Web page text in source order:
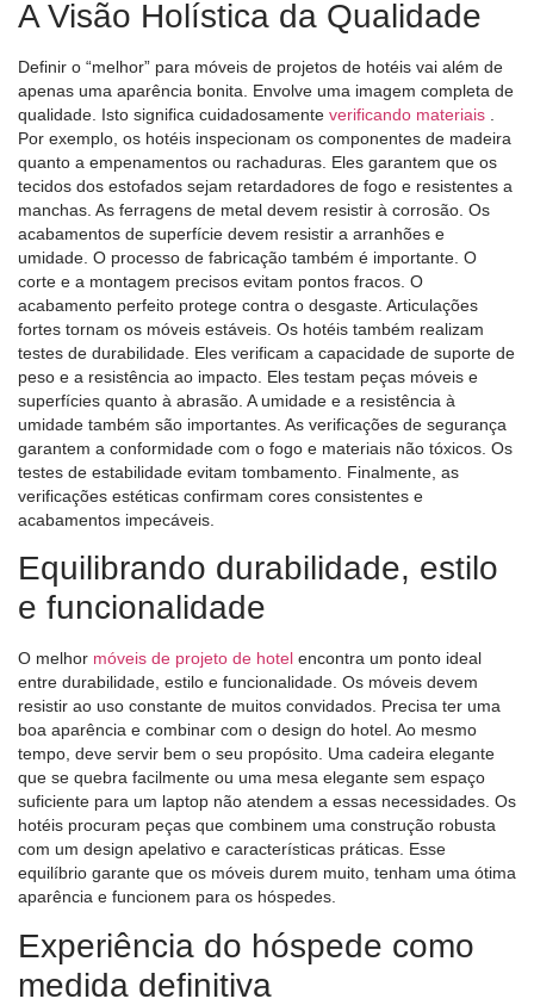
A Visão Holística da Qualidade
Definir o “melhor” para móveis de projetos de hotéis vai além de
apenas uma aparência bonita. Envolve uma imagem completa de
qualidade. Isto significa cuidadosamente verificando materiais
Por exemplo, os hotéis inspecionam os componentes de madeira
quanto a empenamentos ou rachaduras. Eles garantem que os
tecidos dos estofados sejam retardadores de fogo e resistentes a
manchas. As ferragens de metal devem resistir à corrosão. Os
acabamentos de superfície devem resistir a arranhões e
umidade. O processo de fabricação também é importante. O
corte e a montagem precisos evitam pontos fracos. O
acabamento perfeito protege contra o desgaste. Articulações
fortes tornam os móveis estáveis. Os hotéis também realizam
testes de durabilidade. Eles verificam a capacidade de suporte de
peso e a resistência ao impacto. Eles testam peças móveis e
superfícies quanto à abrasão. A umidade e a resistência à
umidade também são importantes. As verificações de segurança
garantem a conformidade com o fogo e materiais não tóxicos. Os
testes de estabilidade evitam tombamento. Finalmente, as
verificações estéticas confirmam cores consistentes e
acabamentos impecáveis.
Equilibrando durabilidade, estilo
e funcionalidade
O melhor móveis de projeto de hotel encontra um ponto ideal
entre durabilidade, estilo e funcionalidade. Os móveis devem
resistir ao uso constante de muitos convidados. Precisa ter uma
boa aparência e combinar com o design do hotel. Ao mesmo
tempo, deve servir bem o seu propósito. Uma cadeira elegante
que se quebra facilmente ou uma mesa elegante sem espaço
suficiente para um laptop não atendem a essas necessidades. Os
hotéis procuram peças que combinem uma construção robusta
com um design apelativo e características práticas. Esse
equilíbrio garante que os móveis durem muito, tenham uma ótima
aparência e funcionem para os hóspedes.
Experiência do hóspede como
medida definitiva